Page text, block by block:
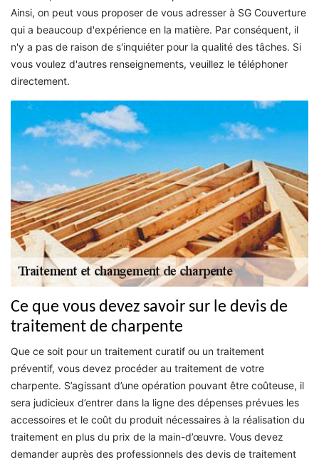
Ainsi, on peut vous proposer de vous adresser à SG Couverture
qui a beaucoup d'expérience en la matière. Par conséquent, il
n'y a pas de raison de s'inquiéter pour la qualité des tâches. Si
vous voulez d'autres renseignements, veuillez le téléphoner
directement.
Ce que vous devez savoir sur le devis de
traitement de charpente
Que ce soit pour un traitement curatif ou un traitement
préventif, vous devez procéder au traitement de votre
charpente. S’agissant d’une opération pouvant être coûteuse, il
sera judicieux d’entrer dans la ligne des dépenses prévues les
accessoires et le coût du produit nécessaires à la réalisation du
traitement en plus du prix de la main-d’œuvre. Vous devez
demander auprès des professionnels des devis de traitement